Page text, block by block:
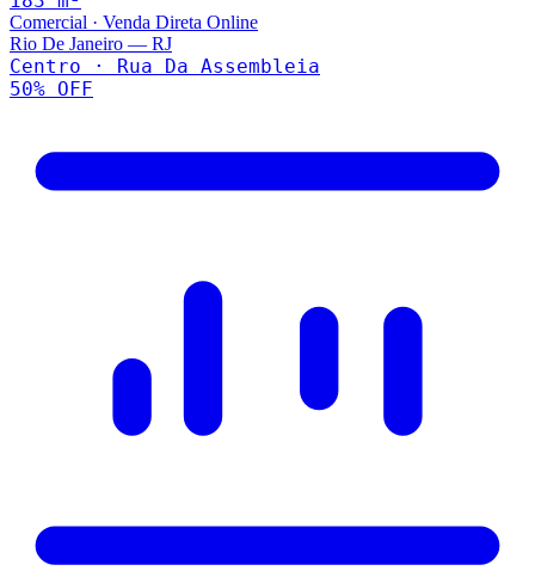
Comercial · Venda Direta Online
Rio De Janeiro — RJ
Centro · Rua Da Assembleia
50% OFF